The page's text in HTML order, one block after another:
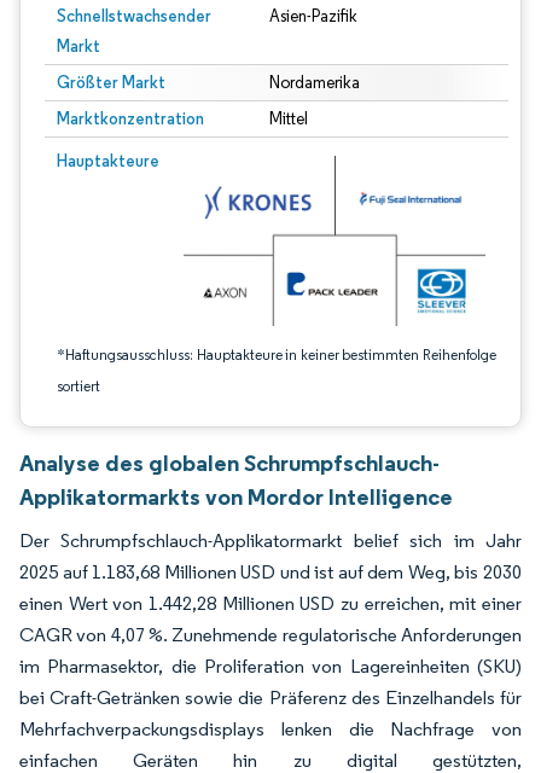
Schnellstwachsender
Markt
Asien-Pazifik
Größter Markt Nordamerika
Marktkonzentration Mittel
Hauptakteure
*Haftungsausschluss: Hauptakteure in keiner bestimmten Reihenfolge
sortiert
Bild © Mordor Intelligence. Wiederverwendung erfordert Namensnennung
Analyse des globalen Schrumpfschlauch-
Applikatormarkts von Mordor Intelligence
Der Schrumpfschlauch-Applikatormarkt belief sich im Jahr
2025 auf 1.183,68 Millionen USD und ist auf dem Weg, bis 2030
einen Wert von 1.442,28 Millionen USD zu erreichen, mit einer
CAGR von 4,07 %. Zunehmende regulatorische Anforderungen
im Pharmasektor, die Proliferation von Lagereinheiten (SKU)
bei Craft-Getränken sowie die Präferenz des Einzelhandels für
Mehrfachverpackungsdisplays lenken die Nachfrage von
einfachen Geräten hin zu digital gestützten,